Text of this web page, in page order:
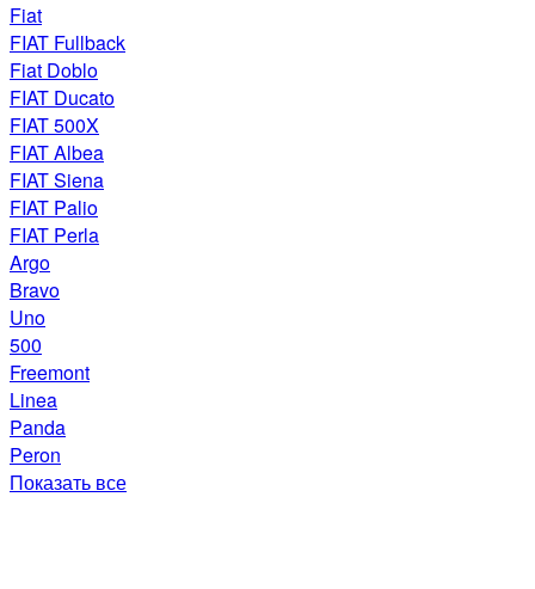
Fiat
FIAT Fullback
Fiat Doblo
FIAT Ducato
FIAT 500X
FIAT Albea
FIAT Siena
FIAT Palio
FIAT Perla
Argo
Bravo
Uno
500
Freemont
Linea
Panda
Peron
Показать все